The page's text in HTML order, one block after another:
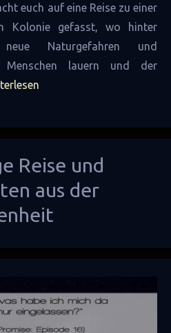
euch auf eine Reise zu einer
Kolonie gefasst, wo hinter
Naturgefahren und
Menschen lauern und der
Reise und
aus der